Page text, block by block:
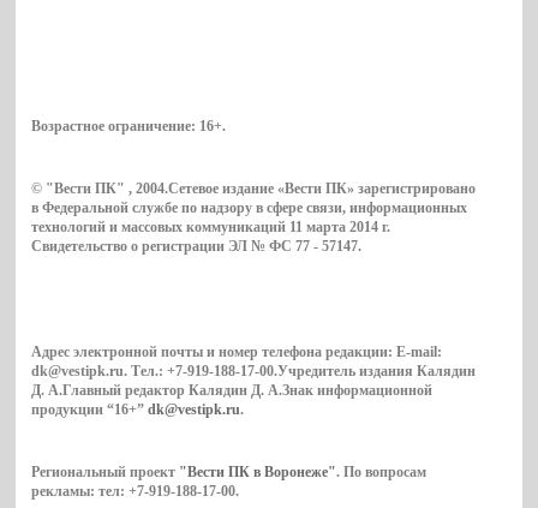
Возрастное ограничение: 16+.
© "Вести ПК" , 2004.Сетевое издание «Вести ПК» зарегистрировано
в Федеральной службе по надзору в сфере связи, информационных
технологий и массовых коммуникаций 11 марта 2014 г.
Свидетельство о регистрации ЭЛ № ФС 77 - 57147.
Адрес электронной почты и номер телефона редакции: E-mail:
dk@vestipk.ru. Тел.: +7-919-188-17-00.Учредитель издания Калядин
Д. А.Главный редактор Калядин Д. А.Знак информационной
продукции “16+”dk@vestipk.ru.
Региональный проект "Вести ПК в Воронеже". По вопросам
рекламы: тел: +7-919-188-17-00.